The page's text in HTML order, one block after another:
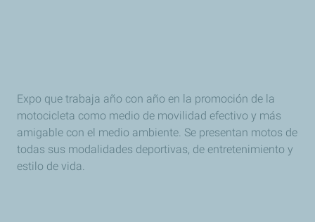
Expo que trabaja año con año en la promoción de la
motocicleta como medio de movilidad efectivo y más
amigable con el medio ambiente. Se presentan motos de
todas sus modalidades deportivas, de entretenimiento y
estilo de vida.